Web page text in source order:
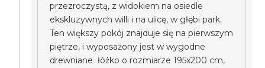
przezroczystą, z widokiem na osiedle
ekskluzywnych willi i na ulicę, w głębi park.
Ten większy pokój znajduje się na pierwszym
piętrze, i wyposażony jest w wygodne
drewniane łóżko o rozmiarze 195x200 cm,